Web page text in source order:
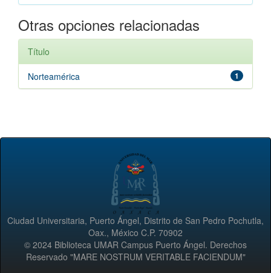
Otras opciones relacionadas
Título
1
Norteamérica
Ciudad Universitaria, Puerto Ángel, Distrito de San Pedro Pochutla,
Oax., México C.P. 70902
© 2024 Biblioteca UMAR Campus Puerto Ángel. Derechos
Reservado "MARE NOSTRUM VERITABLE FACIENDUM"